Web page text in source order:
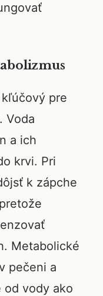
pre
Voda
a ich
krvi. Pri
k zápche
Metabolické
pečeni a
od vody ako